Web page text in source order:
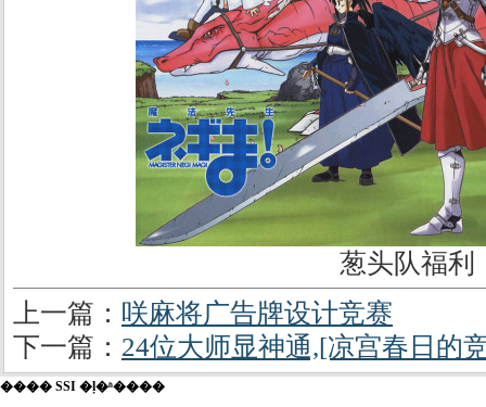
葱头队福利
上一篇： 咲麻将广告牌设计竞赛
下一篇： 24位大师显神通,[凉宫春日的
���� SSI �ļ�ʱ����